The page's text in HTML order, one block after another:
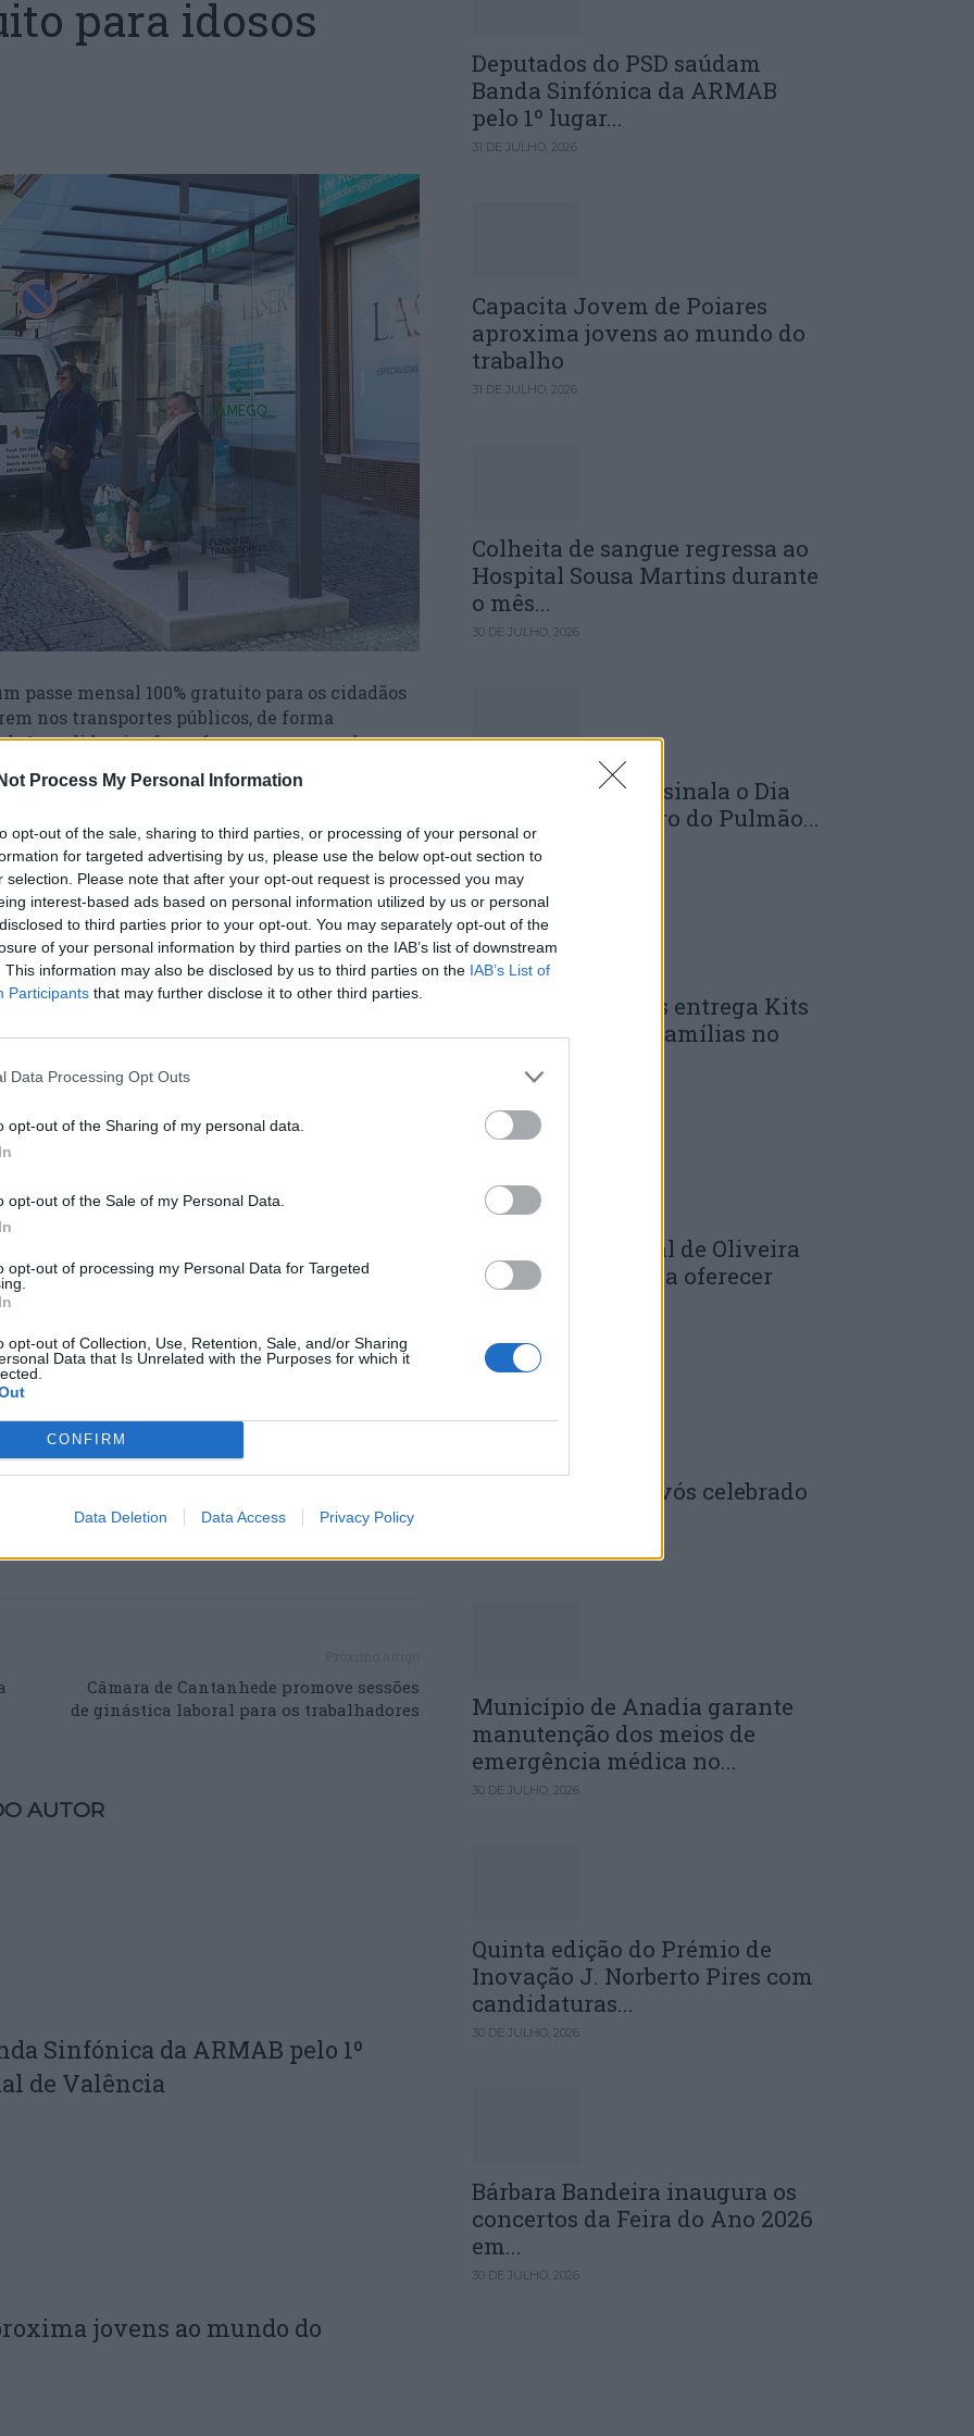
Process My Personal Information
opt-out of the sale, sharing to third parties, or processing of your personal or
for targeted advertising by us, please use the below opt-out section to
selection. Please note that after your opt-out request is processed you may
interest-based ads based on personal information utilized by us or personal
to third parties prior to your opt-out. You may separately opt-out of the
of your personal information by third parties on the IAB’s list of downstream
This information may also be disclosed by us to third parties on the IAB’s List of
Participants that may further disclose it to other third parties.
Data Processing Opt Outs
opt-out of the Sharing of my personal data.
opt-out of the Sale of my Personal Data.
opt-out of processing my Personal Data for Targeted
opt-out of Collection, Use, Retention, Sale, and/or Sharing
Data that Is Unrelated with the Purposes for which it
CONFIRM
Data Deletion Data Access Privacy Policy
para idosos
passe mensal 100% gratuito para os cidadãos
nos transportes públicos, de forma
medida visa fazer face ao aumento do custo
usufruídos por esta faixa etária.
pode ser requerida por pessoas com
menos idade desde que apresentem o
reformado/aposentado.
considera que esta medida vai reforçar a
uma mobilidade sustentável: “Os
de uma redução de metade do custo do passe,
de ser um encargo financeiro.
que motivará os idosos a viajarem mais,
social e cultural da comunidade”, explica.
uma alteração relevante. O passe do
urbanas e municipais, passando a
Públicos de Lamego”.
quer usem mais os transportes públicos
livremente em toda a rede de transportes
para os transportes públicos também
de 23 anos.
Câmara de Cantanhede promove sessões
de ginástica laboral para os trabalhadores
AUTOR
Sinfónica da ARMAB pelo 1º
de Valência
jovens ao mundo do
Deputados do PSD saúdam
Banda Sinfónica da ARMAB
pelo 1º lugar...
31 DE JULHO, 2026
Capacita Jovem de Poiares
aproxima jovens ao mundo do
trabalho
31 DE JULHO, 2026
Colheita de sangue regressa ao
Hospital Sousa Martins durante
o mês...
30 DE JULHO, 2026
ULS da Guarda assinala o Dia
Mundial do Cancro do Pulmão...
30 DE JULHO, 2026
Município de Góis entrega Kits
Comunitários às famílias no
Câmara Municipal de Oliveira
do Hospital volta a oferecer
Penela: Dia dos Avós celebrado
Município de Anadia garante
manutenção dos meios de
emergência médica no...
30 DE JULHO, 2026
Quinta edição do Prémio de
Inovação J. Norberto Pires com
candidaturas...
30 DE JULHO, 2026
Bárbara Bandeira inaugura os
concertos da Feira do Ano 2026
em...
30 DE JULHO, 2026